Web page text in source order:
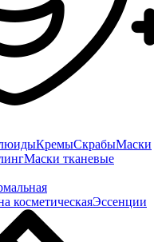
КремыСкрабыМаски
Маски тканевые
косметическаяЭссенции